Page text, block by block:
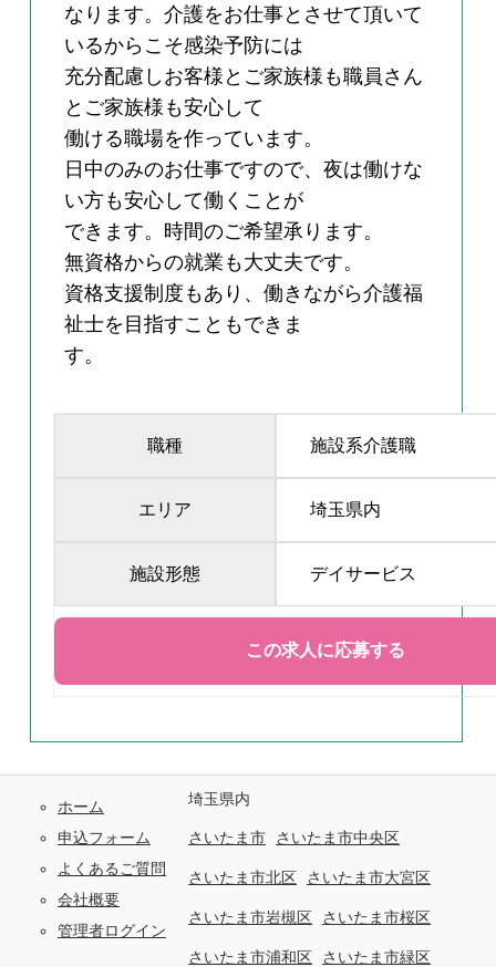
なります。介護をお仕事とさせて頂いて
いるからこそ感染予防には
充分配慮しお客様とご家族様も職員さん
とご家族様も安心して
働ける職場を作っています。
日中のみのお仕事ですので、夜は働けな
い方も安心して働くことが
できます。時間のご希望承ります。
無資格からの就業も大丈夫です。
資格支援制度もあり、働きながら介護福
祉士を目指すこともできま
す。
職種 施設系介護職
エリア 埼玉県内
施設形態 デイサービス
ホーム
申込フォーム
よくあるご質問
会社概要
管理者ログイン
埼玉県内
さいたま市 さいたま市中央区
さいたま市北区 さいたま市大宮区
さいたま市岩槻区 さいたま市桜区
さいたま市浦和区 さいたま市緑区